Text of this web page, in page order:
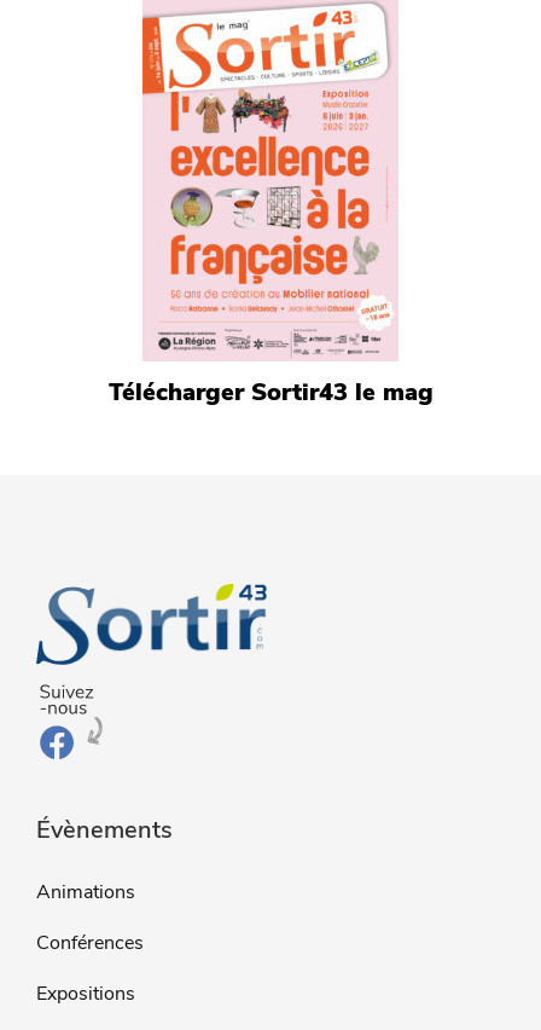
Télécharger Sortir43 le mag
Évènements
Animations
Conférences
Expositions